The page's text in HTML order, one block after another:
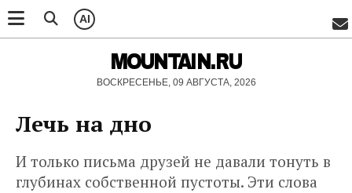
AI
MOUNTAIN.RU
ВОСКРЕСЕНЬЕ, 09 АВГУСТА, 2026
Лечь на дно
И только письма друзей не давали тонуть в
глубинах собственной пустоты. Эти слова